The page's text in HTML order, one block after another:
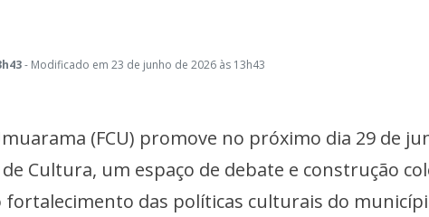
- Modificado em 23 de junho de 2026 às 13h43
(FCU) promove no próximo dia 29 de
Cultura, um espaço de debate e construção
das políticas culturais do